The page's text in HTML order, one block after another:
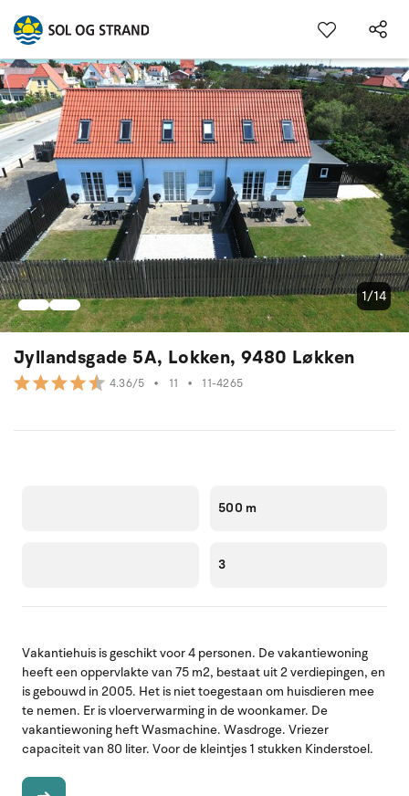
Jyllandsgade 5A, Lokken, 9480 Løkken
4.36/5 • 11 • 11-4265
1/14
500 m
3
Vakantiehuis is geschikt voor 4 personen. De vakantiewoning
heeft een oppervlakte van 75 m2, bestaat uit 2 verdiepingen, en
is gebouwd in 2005. Het is niet toegestaan om huisdieren mee
te nemen. Er is vloerverwarming in de woonkamer. De
vakantiewoning heft Wasmachine. Wasdroge. Vriezer
capaciteit van 80 liter. Voor de kleintjes 1 stukken Kinderstoel.